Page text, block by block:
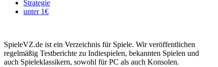
Strategie
unter 1€
SpieleVZ.de ist ein Verzeichnis für Spiele. Wir veröffentlichen
regelmäßig Testberichte zu Indiespielen, bekannten Spielen und
auch Spieleklassikern, sowohl für PC als auch Konsolen.